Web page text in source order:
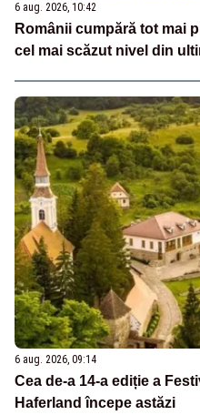
6 aug. 2026, 10:42
Românii cumpără tot mai
cel mai scăzut nivel din
6 aug. 2026, 09:14
Cea de-a 14-a ediție a
Haferland începe astăzi